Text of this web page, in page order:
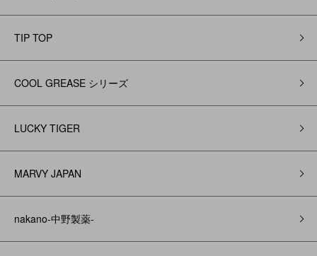
TIP TOP
COOL GREASE シリーズ
LUCKY TIGER
MARVY JAPAN
nakano-中野製薬-